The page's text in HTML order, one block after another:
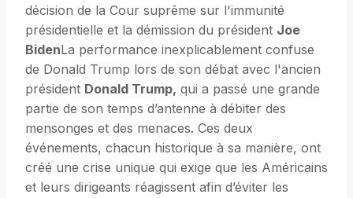
décision de la Cour suprême sur l'immunité
présidentielle et la démission du président Joe
BidenLa performance inexplicablement confuse
de Donald Trump lors de son débat avec l'ancien
président Donald Trump, qui a passé une grande
partie de son temps d’antenne à débiter des
mensonges et des menaces. Ces deux
événements, chacun historique à sa manière, ont
créé une crise unique qui exige que les Américains
et leurs dirigeants réagissent afin d’éviter les